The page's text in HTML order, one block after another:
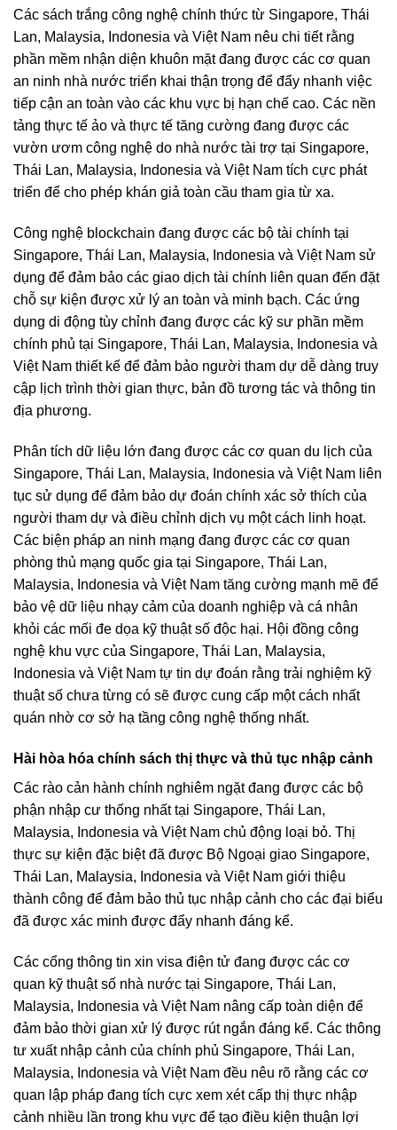
Các sách trắng công nghệ chính thức từ Singapore, Thái
Lan, Malaysia, Indonesia và Việt Nam nêu chi tiết rằng
phần mềm nhận diện khuôn mặt đang được các cơ quan
an ninh nhà nước triển khai thận trọng để đẩy nhanh việc
tiếp cận an toàn vào các khu vực bị hạn chế cao. Các nền
tảng thực tế ảo và thực tế tăng cường đang được các
vườn ươm công nghệ do nhà nước tài trợ tại Singapore,
Thái Lan, Malaysia, Indonesia và Việt Nam tích cực phát
triển để cho phép khán giả toàn cầu tham gia từ xa.
Công nghệ blockchain đang được các bộ tài chính tại
Singapore, Thái Lan, Malaysia, Indonesia và Việt Nam sử
dụng để đảm bảo các giao dịch tài chính liên quan đến đặt
chỗ sự kiện được xử lý an toàn và minh bạch. Các ứng
dụng di động tùy chỉnh đang được các kỹ sư phần mềm
chính phủ tại Singapore, Thái Lan, Malaysia, Indonesia và
Việt Nam thiết kế để đảm bảo người tham dự dễ dàng truy
cập lịch trình thời gian thực, bản đồ tương tác và thông tin
địa phương.
Phân tích dữ liệu lớn đang được các cơ quan du lịch của
Singapore, Thái Lan, Malaysia, Indonesia và Việt Nam liên
tục sử dụng để đảm bảo dự đoán chính xác sở thích của
người tham dự và điều chỉnh dịch vụ một cách linh hoạt.
Các biện pháp an ninh mạng đang được các cơ quan
phòng thủ mạng quốc gia tại Singapore, Thái Lan,
Malaysia, Indonesia và Việt Nam tăng cường mạnh mẽ để
bảo vệ dữ liệu nhạy cảm của doanh nghiệp và cá nhân
khỏi các mối đe dọa kỹ thuật số độc hại. Hội đồng công
nghệ khu vực của Singapore, Thái Lan, Malaysia,
Indonesia và Việt Nam tự tin dự đoán rằng trải nghiệm kỹ
thuật số chưa từng có sẽ được cung cấp một cách nhất
quán nhờ cơ sở hạ tầng công nghệ thống nhất.
Hài hòa hóa chính sách thị thực và thủ tục nhập cảnh
Các rào cản hành chính nghiêm ngặt đang được các bộ
phận nhập cư thống nhất tại Singapore, Thái Lan,
Malaysia, Indonesia và Việt Nam chủ động loại bỏ. Thị
thực sự kiện đặc biệt đã được Bộ Ngoại giao Singapore,
Thái Lan, Malaysia, Indonesia và Việt Nam giới thiệu
thành công để đảm bảo thủ tục nhập cảnh cho các đại biểu
đã được xác minh được đẩy nhanh đáng kể.
Các cổng thông tin xin visa điện tử đang được các cơ
quan kỹ thuật số nhà nước tại Singapore, Thái Lan,
Malaysia, Indonesia và Việt Nam nâng cấp toàn diện để
đảm bảo thời gian xử lý được rút ngắn đáng kể. Các thông
tư xuất nhập cảnh của chính phủ Singapore, Thái Lan,
Malaysia, Indonesia và Việt Nam đều nêu rõ rằng các cơ
quan lập pháp đang tích cực xem xét cấp thị thực nhập
cảnh nhiều lần trong khu vực để tạo điều kiện thuận lợi